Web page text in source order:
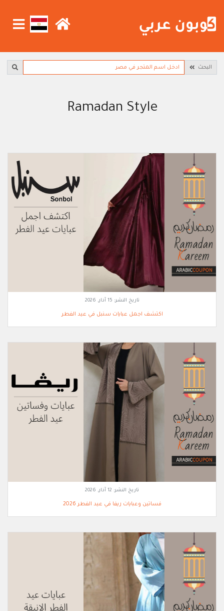
البحث
Ramadan Style
تاريخ النشر: 15 آذار, 2026
اكتشف اجمل عبايات سنبل في عيد الفطر
تاريخ النشر: 12 آذار, 2026
فساتين وعبايات ريفا في عيد الفطر 2026